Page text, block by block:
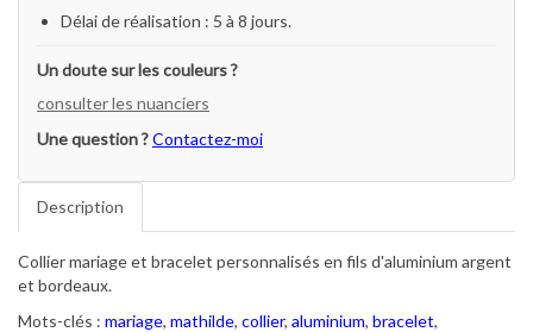
Délai de réalisation : 5 à 8 jours.
Un doute sur les couleurs ?
consulter les nuanciers
Une question ?Contactez-moi
Description
Collier mariage et bracelet personnalisés en fils d'aluminium argent
et bordeaux.
Mots-clés : mariage, mathilde, collier, aluminium, bracelet,